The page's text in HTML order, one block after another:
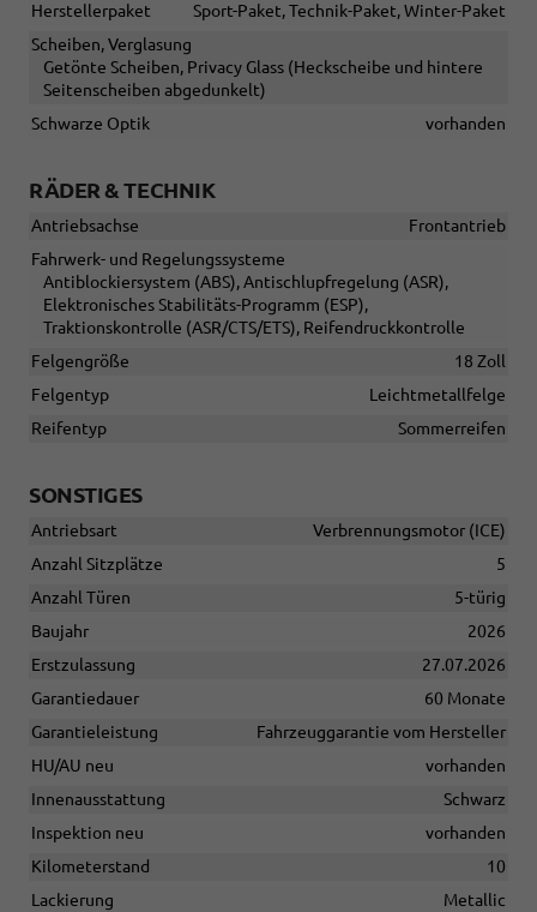
Herstellerpaket
Sport-Paket, Technik-Paket, Winter-Paket
Scheiben, Verglasung
Getönte Scheiben, Privacy Glass (Heckscheibe und hintere
Seitenscheiben abgedunkelt)
Schwarze Optik
vorhanden
RÄDER & TECHNIK
Antriebsachse
Frontantrieb
Fahrwerk- und Regelungssysteme
Antiblockiersystem (ABS), Antischlupfregelung (ASR),
Elektronisches Stabilitäts-Programm (ESP),
Traktionskontrolle (ASR/CTS/ETS), Reifendruckkontrolle
Felgengröße
18 Zoll
Felgentyp
Leichtmetallfelge
Reifentyp
Sommerreifen
SONSTIGES
Antriebsart
Verbrennungsmotor (ICE)
Anzahl Sitzplätze
5
Anzahl Türen
5-türig
Baujahr
2026
Erstzulassung
27.07.2026
Garantiedauer
60 Monate
Garantieleistung
Fahrzeuggarantie vom Hersteller
HU/AU neu
vorhanden
Innenausstattung
Schwarz
Inspektion neu
vorhanden
Kilometerstand
10
Lackierung
Metallic